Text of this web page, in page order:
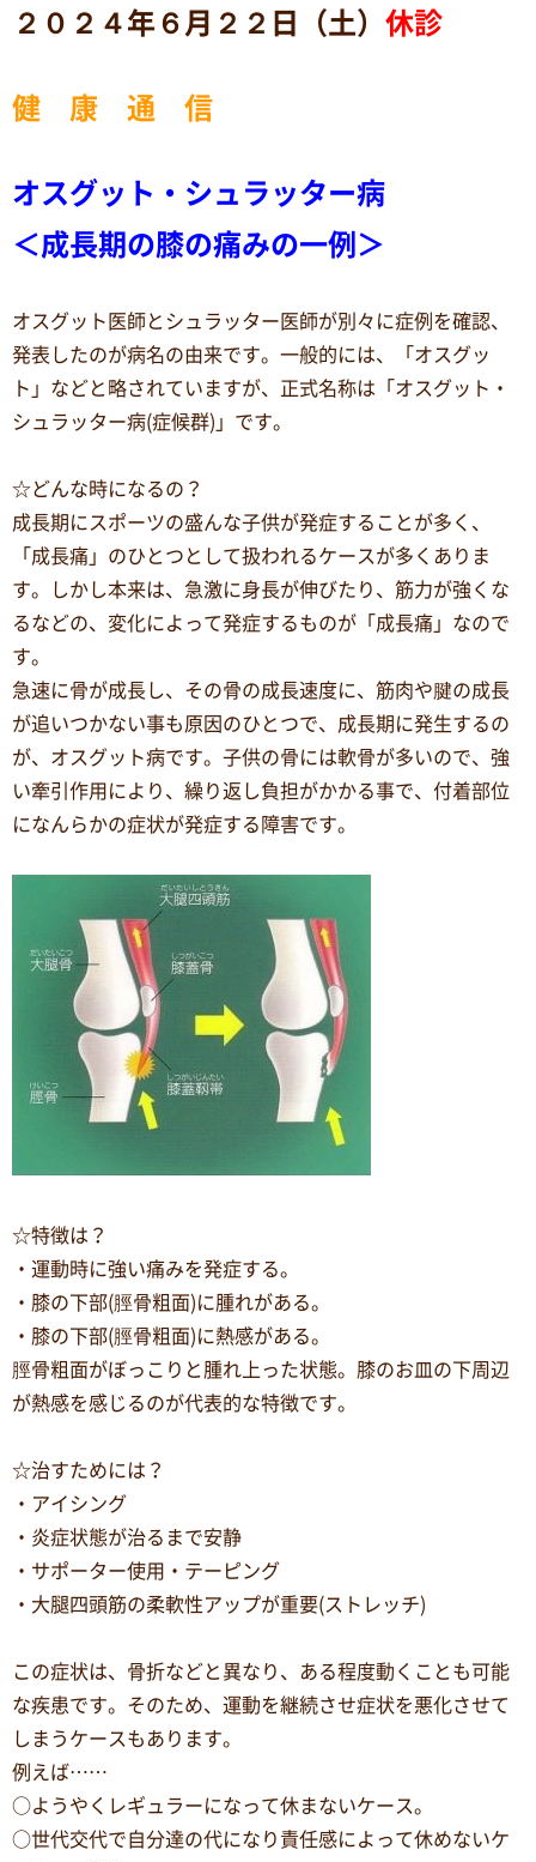
２０２４年６月２２日（土） 休診
健 康 通 信
オスグット・シュラッター病
＜成長期の膝の痛みの一例＞
オスグット医師とシュラッター医師が別々に症例を確認、
発表したのが病名の由来です。一般的には、「オスグッ
ト」などと略されていますが、正式名称は「オスグット・
シュラッター病(症候群)」です。
☆どんな時になるの？
成長期にスポーツの盛んな子供が発症することが多く、
「成長痛」のひとつとして扱われるケースが多くありま
す。しかし本来は、急激に身長が伸びたり、筋力が強くな
るなどの、変化によって発症するものが「成長痛」なので
す。
急速に骨が成長し、その骨の成長速度に、筋肉や腱の成長
が追いつかない事も原因のひとつで、成長期に発生するの
が、オスグット病です。子供の骨には軟骨が多いので、強
い牽引作用により、繰り返し負担がかかる事で、付着部位
になんらかの症状が発症する障害です。
☆特徴は？
・運動時に強い痛みを発症する。
・膝の下部(脛骨粗面)に腫れがある。
・膝の下部(脛骨粗面)に熱感がある。
脛骨粗面がぼっこりと腫れ上った状態。膝のお皿の下周辺
が熱感を感じるのが代表的な特徴です。
☆治すためには？
・アイシング
・炎症状態が治るまで安静
・サポーター使用・テーピング
・大腿四頭筋の柔軟性アップが重要(ストレッチ)
この症状は、骨折などと異なり、ある程度動くことも可能
な疾患です。そのため、運動を継続させ症状を悪化させて
しまうケースもあります。
例えば……
○ようやくレギュラーになって休まないケース。
○世代交代で自分達の代になり責任感によって休めないケ